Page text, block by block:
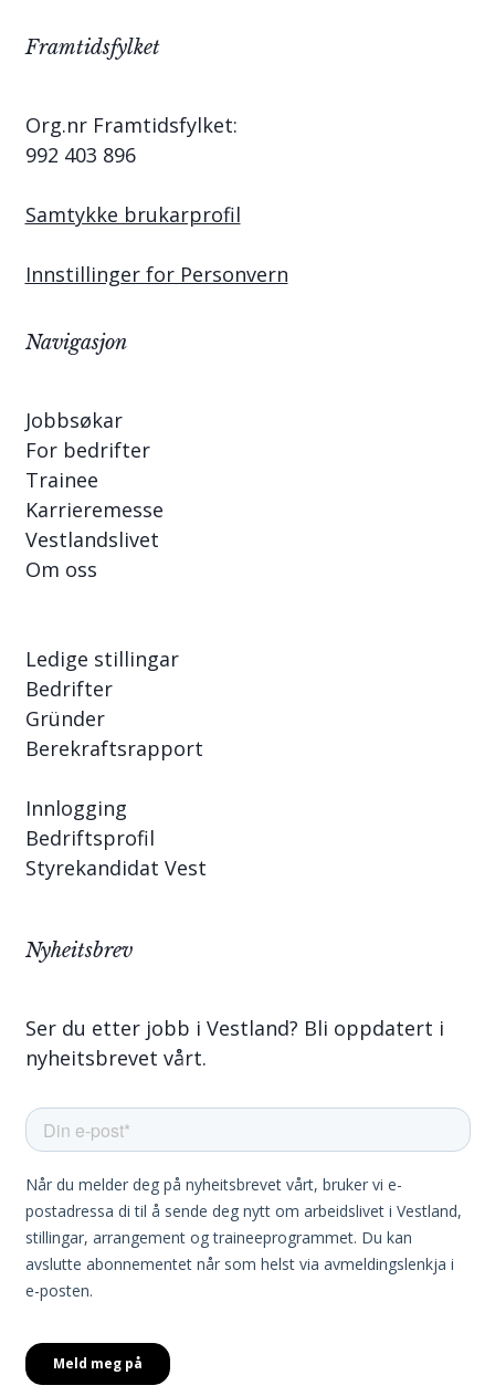
Framtidsfylket
Org.nr Framtidsfylket:
992 403 896
Samtykke brukarprofil
Innstillinger for Personvern
Navigasjon
Jobbsøkar
For bedrifter
Trainee
Karrieremesse
Vestlandslivet
Om oss
Ledige stillingar
Bedrifter
Gründer
Berekraftsrapport
Innlogging
Bedriftsprofil
Styrekandidat Vest
Nyheitsbrev
Ser du etter jobb i Vestland? Bli oppdatert i
nyheitsbrevet vårt.